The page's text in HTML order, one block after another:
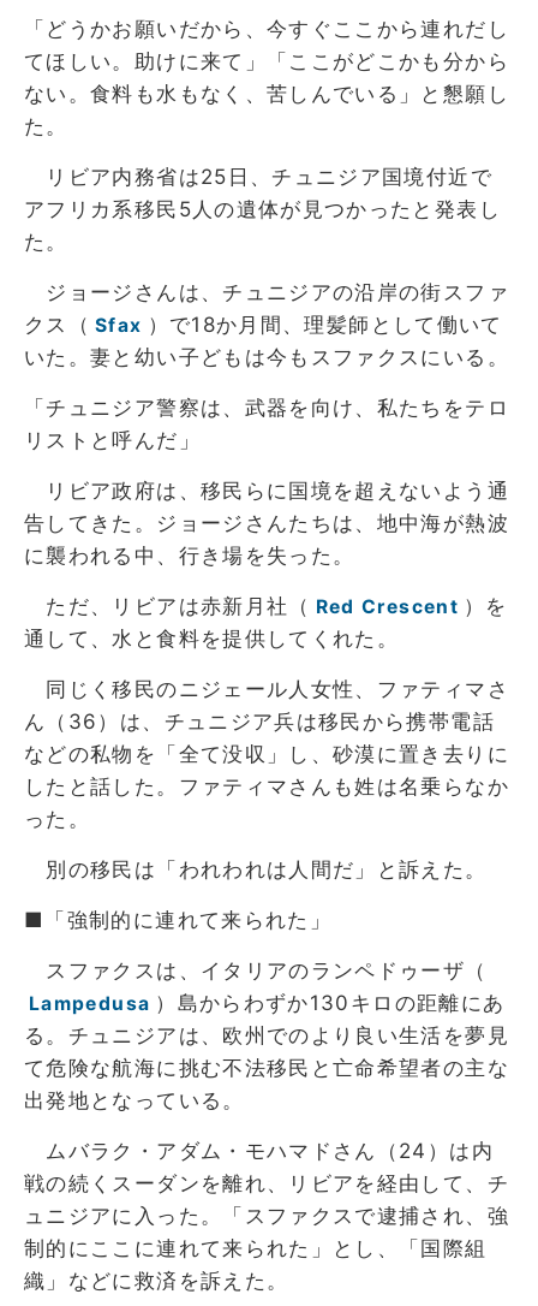
「どうかお願いだから、今すぐここから連れだし
てほしい。助けに来て」「ここがどこかも分から
ない。食料も水もなく、苦しんでいる」と懇願し
た。
リビア内務省は25日、チュニジア国境付近で
アフリカ系移民5人の遺体が見つかったと発表し
た。
ジョージさんは、チュニジアの沿岸の街スファ
クス（ Sfax ）で18か月間、理髪師として働いて
いた。妻と幼い子どもは今もスファクスにいる。
「チュニジア警察は、武器を向け、私たちをテロ
リストと呼んだ」
リビア政府は、移民らに国境を超えないよう通
告してきた。ジョージさんたちは、地中海が熱波
に襲われる中、行き場を失った。
ただ、リビアは赤新月社（ Red Crescent ）を
通して、水と食料を提供してくれた。
同じく移民のニジェール人女性、ファティマさ
ん（36）は、チュニジア兵は移民から携帯電話
などの私物を「全て没収」し、砂漠に置き去りに
したと話した。ファティマさんも姓は名乗らなか
った。
別の移民は「われわれは人間だ」と訴えた。
■「強制的に連れて来られた」
スファクスは、イタリアのランペドゥーザ（
Lampedusa ）島からわずか130キロの距離にあ
る。チュニジアは、欧州でのより良い生活を夢見
て危険な航海に挑む不法移民と亡命希望者の主な
出発地となっている。
ムバラク・アダム・モハマドさん（24）は内
戦の続くスーダンを離れ、リビアを経由して、チ
ュニジアに入った。「スファクスで逮捕され、強
制的にここに連れて来られた」とし、「国際組
織」などに救済を訴えた。